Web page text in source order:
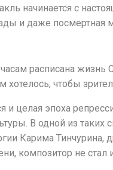
начинается с
и даже
расписана
чтобы
целая эпоха
В одной из таких
Карима
композитор не